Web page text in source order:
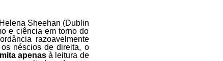
Sheehan (Dublin
e ciência em torno do
razoavelmente
néscios de direita, o
apenasà leitura de